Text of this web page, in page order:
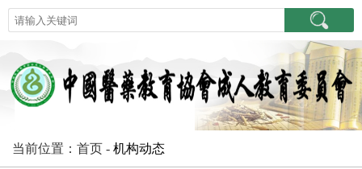
当前位置：首页 - 机构动态